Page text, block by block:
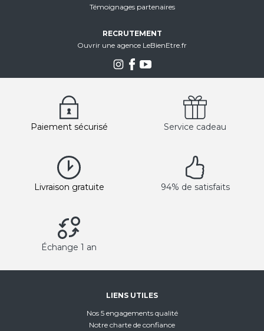
Témoignages partenaires
RECRUTEMENT
Ouvrir une agence LeBienEtre.fr
Paiement sécurisé Service cadeau
Livraison gratuite 94% de satisfaits
Échange 1 an
LIENS UTILES
Nos 5 engagements qualité
Notre charte de confiance